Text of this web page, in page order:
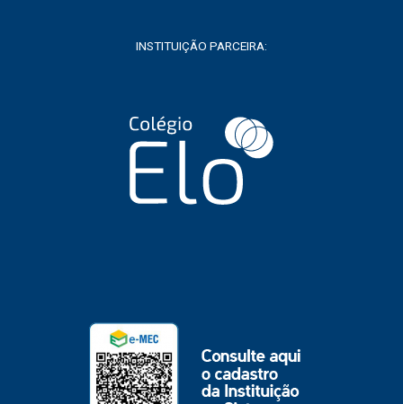
INSTITUIÇÃO PARCEIRA: